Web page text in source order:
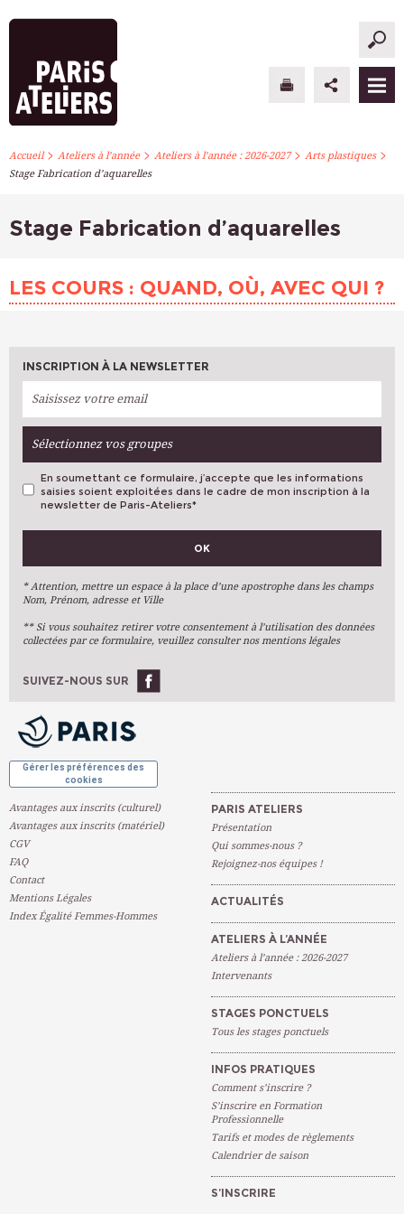
PARIS ATELIERS
ATELIERS À L’ANNÉE
STAGES PONCTUELS
S’INSCRIRE
Accueil> Ateliers à l’année> Ateliers à l’année : 2026-2027> Arts plastiques>
Stage Fabrication d’aquarelles
Stage Fabrication d’aquarelles
LES COURS : QUAND, OÙ, AVEC QUI ?
INSCRIPTION À LA NEWSLETTER
Sélectionnez vos groupes
VOS PRÉFÉRENCES
Arts Plastiques
Arts Du Texte
Arts Numériques
Ateliers À L'année
En soumettant ce formulaire, j’accepte que les informations
saisies soient exploitées dans le cadre de mon inscription à la
newsletter de Paris-Ateliers*
OK
* Attention, mettre un espace à la place d’une apostrophe dans les champs
Nom, Prénom, adresse et Ville
** Si vous souhaitez retirer votre consentement à l’utilisation des données
collectées par ce formulaire, veuillez consulter nos mentions légales
SUIVEZ-NOUS SUR
Gérer les préférences des
cookies
Avantages aux inscrits (culturel)
Avantages aux inscrits (matériel)
CGV
FAQ
Contact
Mentions Légales
Index Égalité Femmes-Hommes
PARIS ATELIERS
Présentation
Qui sommes-nous ?
Rejoignez-nos équipes !
ACTUALITÉS
ATELIERS À L’ANNÉE
Ateliers à l’année : 2026-2027
Intervenants
STAGES PONCTUELS
Tous les stages ponctuels
INFOS PRATIQUES
Comment s’inscrire ?
S’inscrire en Formation
Professionnelle
Tarifs et modes de règlements
Calendrier de saison
S’INSCRIRE